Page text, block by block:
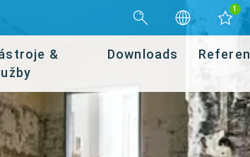
1
&
Downloads